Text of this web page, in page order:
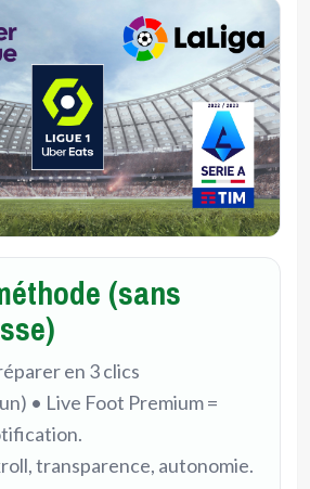
(sans
en 3 clics
• Live Foot Premium =
transparence, autonomie.